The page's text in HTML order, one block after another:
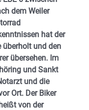
dem Weiler
hat der
überholt und den
übersehen. Im
und Sankt
und die
Ort. Der Biker
von der